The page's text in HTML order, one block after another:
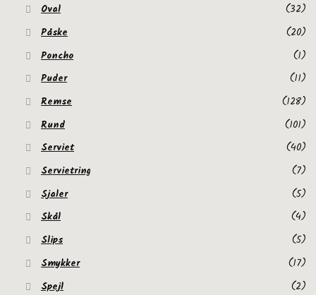
Oval
(32)
Påske
(20)
Poncho
(1)
Puder
(11)
Remse
(128)
Rund
(101)
Serviet
(40)
Servietring
(7)
Sjaler
(5)
Skål
(4)
Slips
(5)
Smykker
(17)
Spejl
(2)